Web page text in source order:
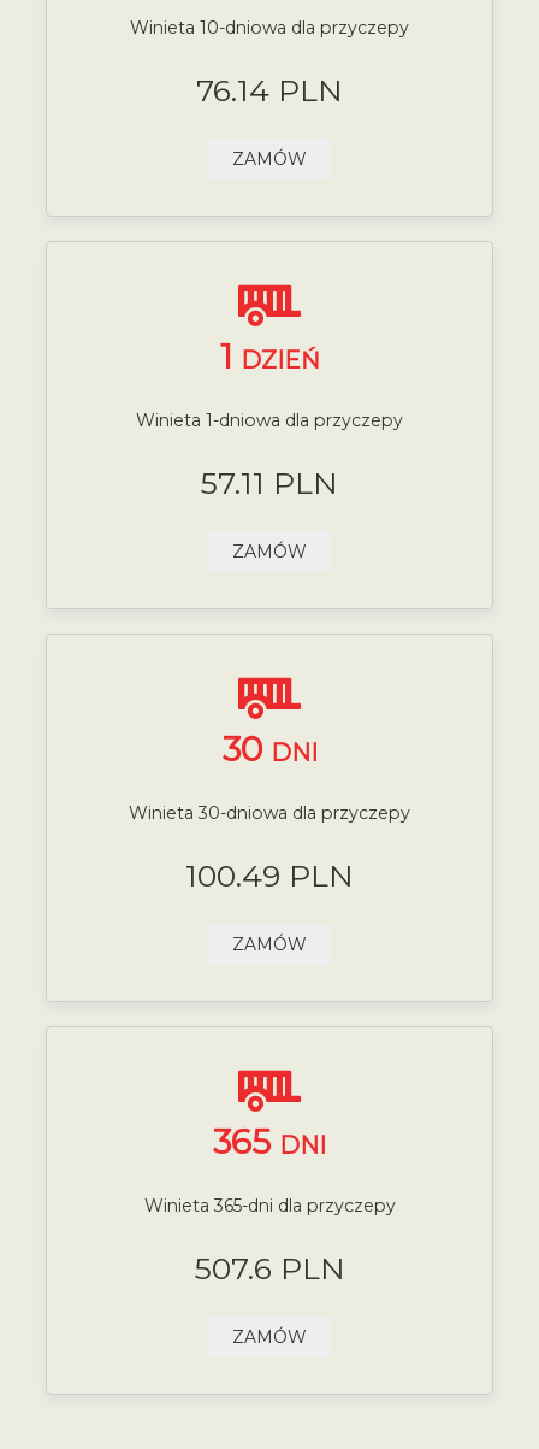
Winieta 10-dniowa dla przyczepy
76.14 PLN
ZAMÓW
1 DZIEŃ
Winieta 1-dniowa dla przyczepy
57.11 PLN
ZAMÓW
30 DNI
Winieta 30-dniowa dla przyczepy
100.49 PLN
ZAMÓW
365 DNI
Winieta 365-dni dla przyczepy
507.6 PLN
ZAMÓW